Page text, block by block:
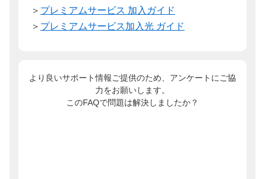
＞ プレミアムサービス 加入ガイド
＞ プレミアムサービス加入光 ガイド
より良いサポート情報ご提供のため、アンケートにご協
力をお願いします。
このFAQで問題は解決しましたか？